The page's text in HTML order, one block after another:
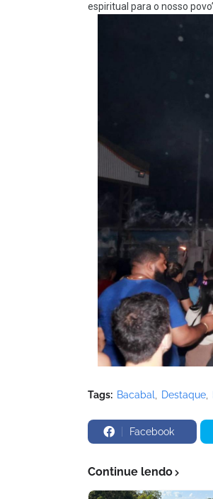
espiritual para o nosso
Tags: Bacabal Destaque
Facebook
Continue lendo